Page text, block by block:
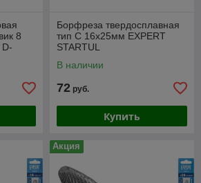
8
Борфреза твердосплавная
тип C 16x25мм EXPERT
STARTUL
В наличии
72 руб.
Купить
Акция